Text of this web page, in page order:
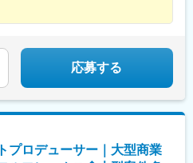
応募する
プロデューサー｜大型商業